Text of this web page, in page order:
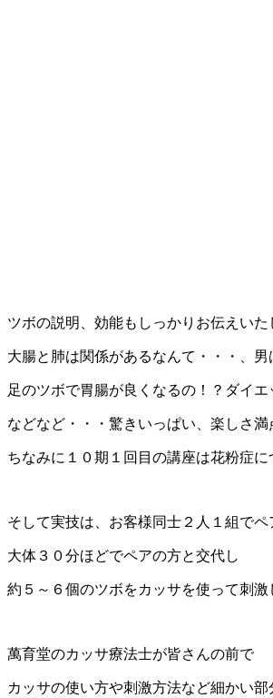
ツボの説明、効能もしっかりお伝えいた
大腸と肺は関係があるなんて・・・、男
足のツボで胃腸が良くなるの！？ダイエ
などなど・・・驚きいっぱい、楽しさ
ちなみに１０期１回目の講座は花粉症に
そして実技は、お客様同士２人１組でペ
大体３０分ほどでペアの方と交代し
約５～６個のツボをカッサを使って刺激
萬育堂のカッサ療法士が皆さんの前で
カッサの使い方や刺激方法など細かい